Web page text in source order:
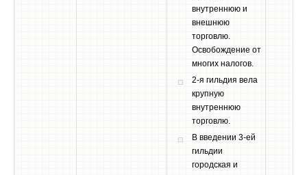
внутреннюю и
внешнюю
торговлю.
Освобождение от
многих налогов.
2-я гильдия вела
крупную
внутреннюю
торговлю.
В введении 3-ей
гильдии
городская и